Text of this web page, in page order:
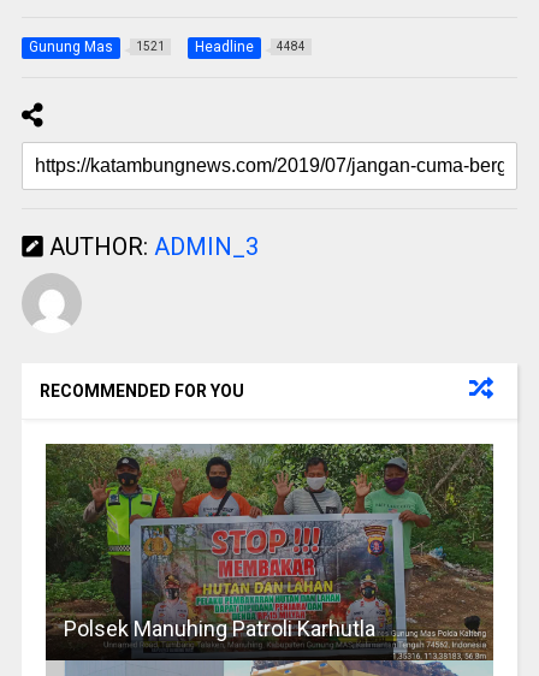
Gunung Mas 1521 Headline 4484
AUTHOR: ADMIN_3
RECOMMENDED FOR YOU
Polsek Manuhing Patroli Karhutla